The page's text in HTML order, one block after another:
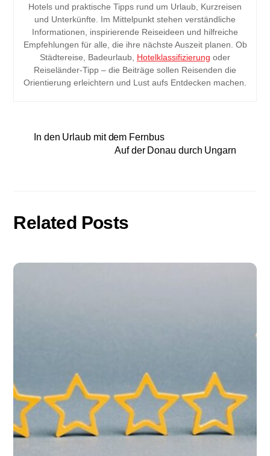
Hotels und praktische Tipps rund um Urlaub, Kurzreisen
und Unterkünfte. Im Mittelpunkt stehen verständliche
Informationen, inspirierende Reiseideen und hilfreiche
Empfehlungen für alle, die ihre nächste Auszeit planen. Ob
Städtereise, Badeurlaub, Hotelklassifizierung oder
Reiseländer-Tipp – die Beiträge sollen Reisenden die
Orientierung erleichtern und Lust aufs Entdecken machen.
In den Urlaub mit dem Fernbus
Auf der Donau durch Ungarn
Related Posts